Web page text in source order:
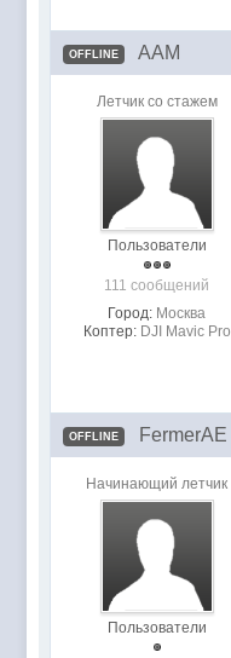
OFFLINE AAM
Летчик со стажем
Пользователи
111 сообщений
Город: Москва
Коптер: DJI Mavic Pro
OFFLINE FermerAE
Начинающий летчик
Пользователи